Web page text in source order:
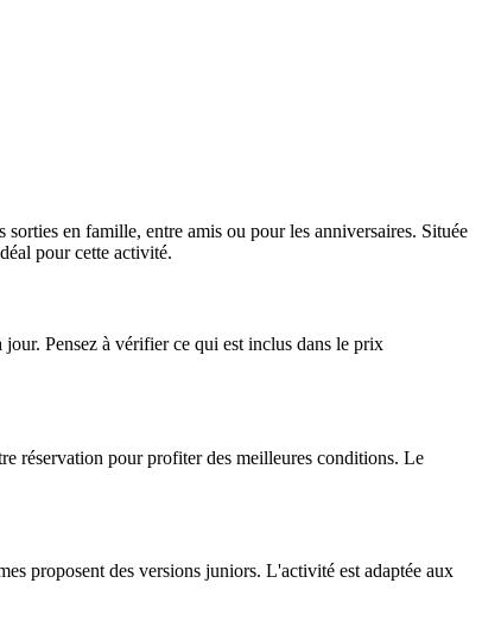
en famille, entre amis ou pour les anniversaires. Située
pour cette activité.
Pensez à vérifier ce qui est inclus dans le prix
réservation pour profiter des meilleures conditions. Le
proposent des versions juniors. L'activité est adaptée aux